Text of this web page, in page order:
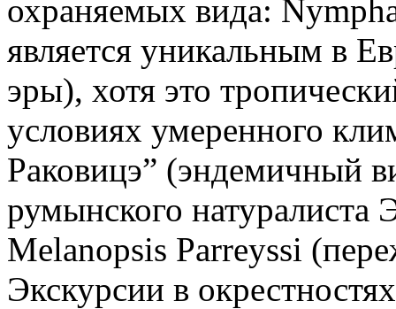
охраняемых вида:
является уникальным в
эры), хотя это
условиях умеренного
Раковицэ” (эндемичный
румынского натуралиста
Melanopsis Parreyssi
Экскурсии в